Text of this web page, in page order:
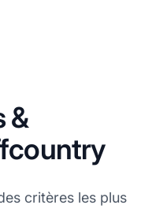
&
critères les plus